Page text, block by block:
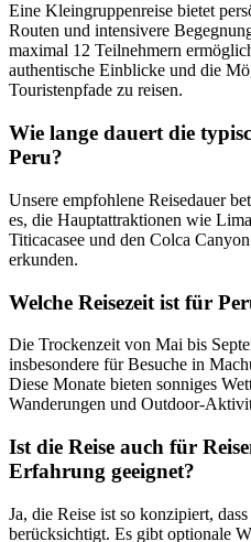
Eine Kleingruppenreise bietet
Routen und intensivere
maximal 12 Teilnehmern
authentische Einblicke und die
Touristenpfade zu reisen.
Wie lange dauert die
Peru?
Unsere empfohlene Reisedauer
es, die Hauptattraktionen wie
Titicacasee und den Colca
erkunden.
Welche Reisezeit ist für
Die Trockenzeit von Mai bis
insbesondere für Besuche in
Diese Monate bieten sonniges
Wanderungen und Outdoor-
Ist die Reise auch für
Erfahrung geeignet?
Ja, die Reise ist so konzipiert,
berücksichtigt. Es gibt optionale